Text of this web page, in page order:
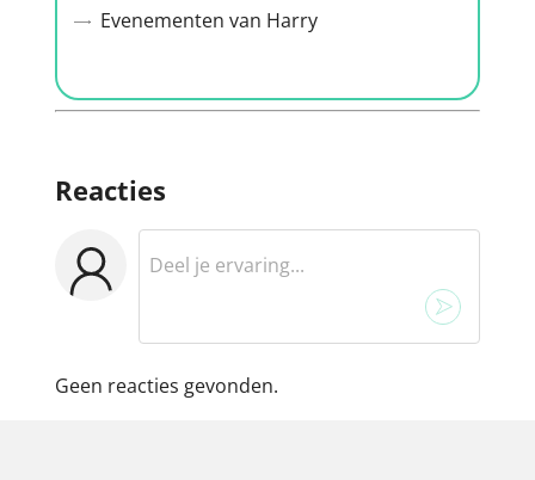
Evenementen van Harry
Reacties
Geen reacties gevonden.